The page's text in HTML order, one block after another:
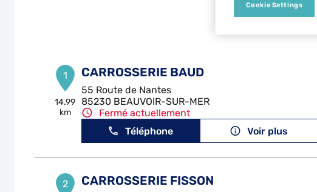
1
14.99
km
CARROSSERIE BAUD
55 Route de Nantes
85230 BEAUVOIR-SUR-MER
Fermé actuellement
Téléphone
Voir plus
2 CARROSSERIE FISSON
Cookie Settings